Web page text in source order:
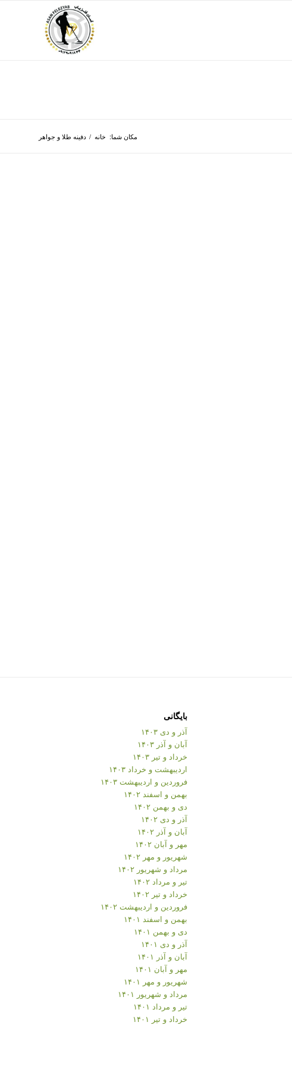
مکان شما: خانه / دفینه طلا و جواهر
بایگانی
آذر و دی ۱۴۰۳
آبان و آذر ۱۴۰۳
خرداد و تیر ۱۴۰۳
اردیبهشت و خرداد ۱۴۰۳
فروردین و اردیبهشت ۱۴۰۳
بهمن و اسفند ۱۴۰۲
دی و بهمن ۱۴۰۲
آذر و دی ۱۴۰۲
آبان و آذر ۱۴۰۲
مهر و آبان ۱۴۰۲
شهریور و مهر ۱۴۰۲
مرداد و شهریور ۱۴۰۲
تیر و مرداد ۱۴۰۲
خرداد و تیر ۱۴۰۲
فروردین و اردیبهشت ۱۴۰۲
بهمن و اسفند ۱۴۰۱
دی و بهمن ۱۴۰۱
آذر و دی ۱۴۰۱
آبان و آذر ۱۴۰۱
مهر و آبان ۱۴۰۱
شهریور و مهر ۱۴۰۱
مرداد و شهریور ۱۴۰۱
تیر و مرداد ۱۴۰۱
خرداد و تیر ۱۴۰۱